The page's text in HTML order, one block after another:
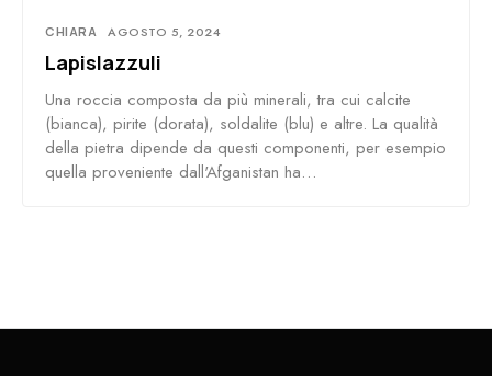
CHIARA AGOSTO 5, 2024
Lapislazzuli
Una roccia composta da più minerali, tra cui calcite
(bianca), pirite (dorata), soldalite (blu) e altre. La qualità
della pietra dipende da questi componenti, per esempio
quella proveniente dall'Afganistan ha…